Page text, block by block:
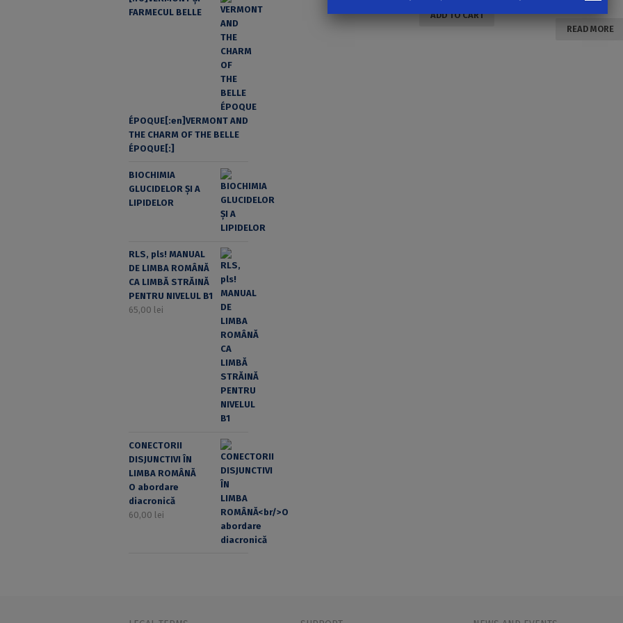
ADD TO CART
READ MORE
FARMECUL BELLE
ÉPOQUE[:en]VERMONT AND
THE CHARM OF THE BELLE
ÉPOQUE[:]
BIOCHIMIA
GLUCIDELOR ȘI A
LIPIDELOR
RLS, pls! MANUAL
DE LIMBA ROMÂNĂ
CA LIMBĂ STRĂINĂ
PENTRU NIVELUL B1
65,00 lei
CONECTORII
DISJUNCTIVI ÎN
LIMBA ROMÂNĂ
O abordare
diacronică
60,00 lei